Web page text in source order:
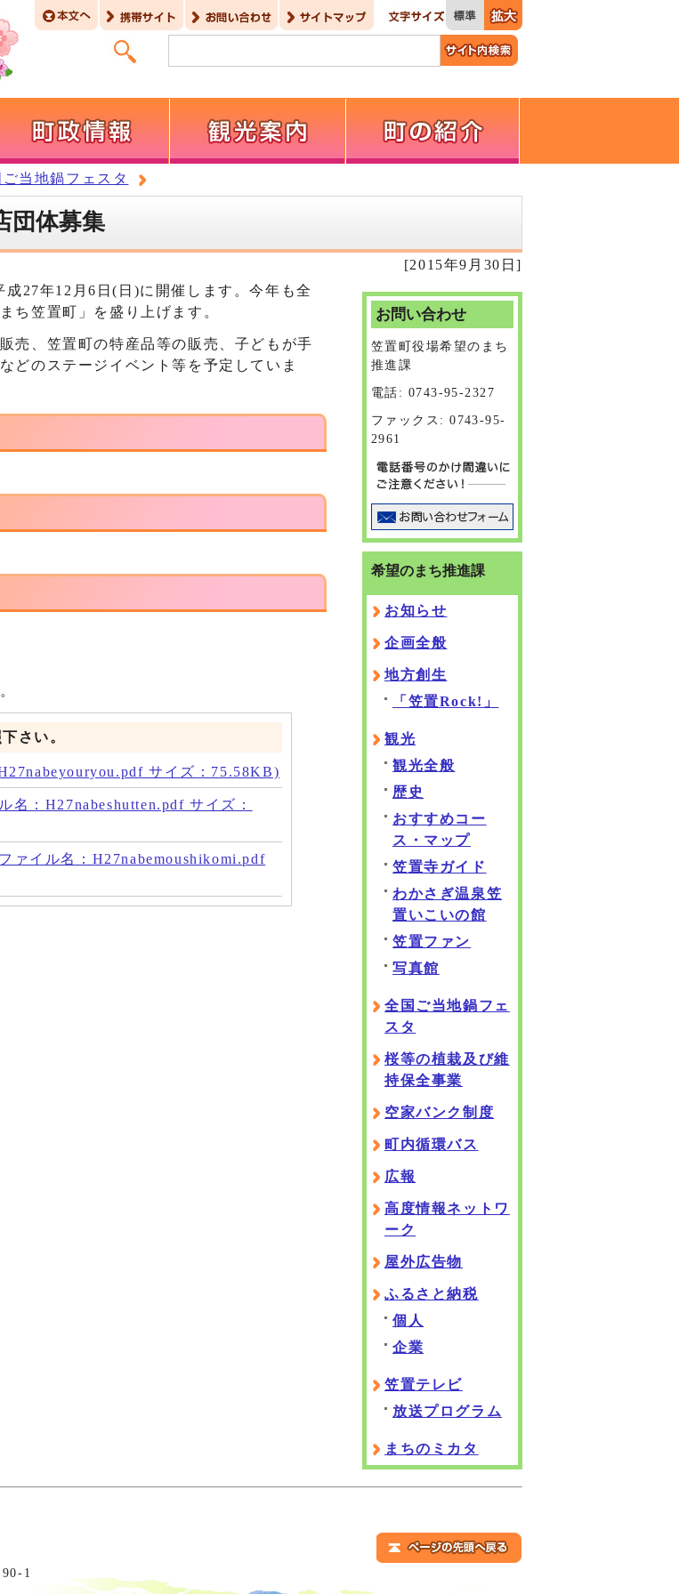
当地鍋フェスタ
団体募集
[2015年9月30日]
27年12月6日(日)に開催します。今年も全
ち笠置町」を盛り上げます。
売、笠置町の特産品等の販売、子どもが手
どのステージイベント等を予定していま
さい。
サイズ：75.58KB)
名：H27nabeshutten.pdf サイズ：
ァイル名：H27nabemoushikomi.pdf
お問い合わせ
笠置町役場希望のまち
推進課
電話: 0743-95-2327
ファックス: 0743-95-
2961
希望のまち推進課
お知らせ
企画全般
地方創生
「笠置Rock!」
観光
観光全般
歴史
おすすめコー
ス・マップ
笠置寺ガイド
わかさぎ温泉笠
置いこいの館
笠置ファン
写真館
全国ご当地鍋フェ
スタ
桜等の植栽及び維
持保全事業
空家バンク制度
町内循環バス
広報
高度情報ネットワ
ーク
屋外広告物
ふるさと納税
個人
企業
笠置テレビ
放送プログラム
まちのミカタ
1